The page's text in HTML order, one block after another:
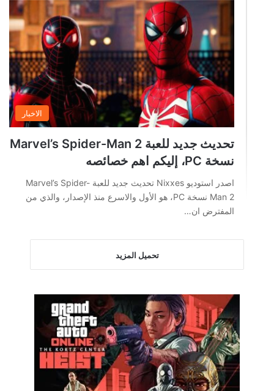
الاخبار
تحديث جديد للعبة Marvel’s Spider-Man 2
نسخة PC، إليكم اهم خصائصه
اصدر استوديو Nixxes تحديث جديد للعبة Marvel’s Spider-
Man 2 نسخة PC، هو الأول والاسرع منذ الإصدار، والذي من
المفترض ان…
تحميل المزيد